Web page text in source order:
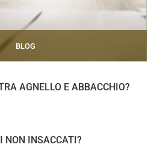
BLOG
AGNELLO E ABBACCHIO?
NON INSACCATI?